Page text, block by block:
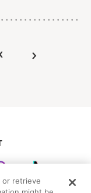
い合わせ
or retrieve